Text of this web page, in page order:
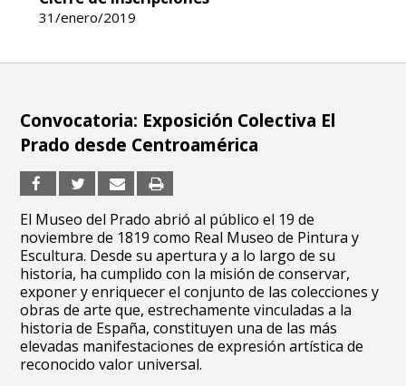
31/enero/2019
Convocatoria: Exposición Colectiva El
Prado desde Centroamérica
El Museo del Prado abrió al público el 19 de
noviembre de 1819 como Real Museo de Pintura y
Escultura. Desde su apertura y a lo largo de su
historia, ha cumplido con la misión de conservar,
exponer y enriquecer el conjunto de las colecciones y
obras de arte que, estrechamente vinculadas a la
historia de España, constituyen una de las más
elevadas manifestaciones de expresión artística de
reconocido valor universal.